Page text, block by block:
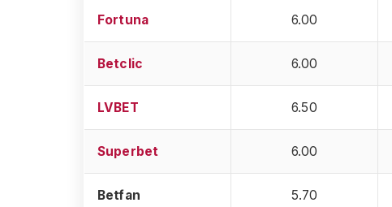
Fortuna 6.00
Betclic 6.00
LVBET 6.50
Superbet 6.00
Betfan 5.70